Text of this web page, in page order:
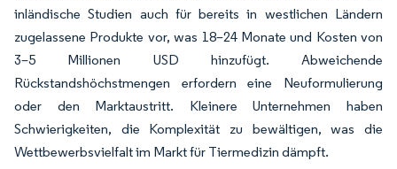
inländische Studien auch für bereits in westlichen Ländern
zugelassene Produkte vor, was 18–24 Monate und Kosten von
3–5 Millionen USD hinzufügt. Abweichende
Rückstandshöchstmengen erfordern eine Neuformulierung
oder den Marktaustritt. Kleinere Unternehmen haben
Schwierigkeiten, die Komplexität zu bewältigen, was die
Wettbewerbsvielfalt im Markt für Tiermedizin dämpft.